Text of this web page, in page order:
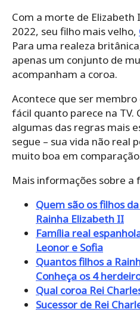
Com a morte de
2022, seu filho mais velho,
Para uma realeza
apenas um conjunto de
acompanham a coroa.
Acontece que ser
fácil quanto parece na TV.
algumas das regras mais
segue – sua vida não real
muito boa em
Mais informações sobre a
Quem são os filhos
Rainha Elizabeth II
Família real
Leonor e Sofia
Quantos filhos a
Conheça os 4
Qual coroa Rei
Sucessor de Rei